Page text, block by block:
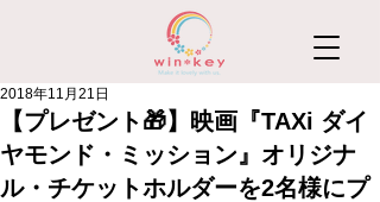
【プレゼント🎁】映画『TAXi ダイ
ヤモンド・ミッション』オリジナ
ル・チケットホルダーを2名様にプ
2018年11月21日